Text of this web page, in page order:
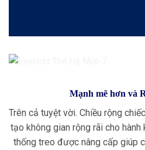
Mạnh mẽ hơn và
Trên cả tuyệt vời. Chiều rộng
tạo không gian rộng rãi cho hành
thống treo được nâng cấp giúp